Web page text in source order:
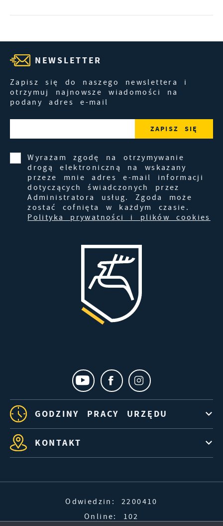
NEWSLETTER
Zapisz się do naszego newslettera i
otrzymuj najnowsze wiadomości na
podany adres e-mail
Wyrażam zgodę na otrzymywanie
drogą elektroniczną na wskazany
przeze mnie adres e-mail informacji
dotyczących świadczonych przez
Administratora usług. Zgoda może
zostać cofnięta w każdym czasie.
Polityka prywatności i plików cookies
GODZINY PRACY URZĘDU
KONTAKT
Odwiedzin: 2200410
Online: 102